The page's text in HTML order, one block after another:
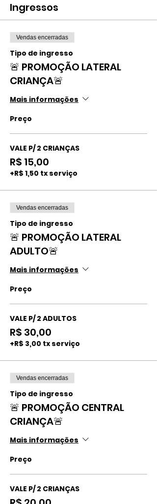
Ingressos
Vendas encerradas
Tipo de ingresso
🚨 PROMOÇÃO LATERAL
CRIANÇA🚨
Mais informações
Preço
VALE P/ 2 CRIANÇAS
R$ 15,00
+R$ 1,50 tx serviço
Vendas encerradas
Tipo de ingresso
🚨 PROMOÇÃO LATERAL
ADULTO🚨
Mais informações
Preço
VALE P/ 2 ADULTOS
R$ 30,00
+R$ 3,00 tx serviço
Vendas encerradas
Tipo de ingresso
🚨 PROMOÇÃO CENTRAL
CRIANÇA🚨
Mais informações
Preço
VALE P/ 2 CRIANÇAS